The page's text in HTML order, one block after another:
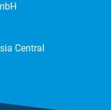
Central